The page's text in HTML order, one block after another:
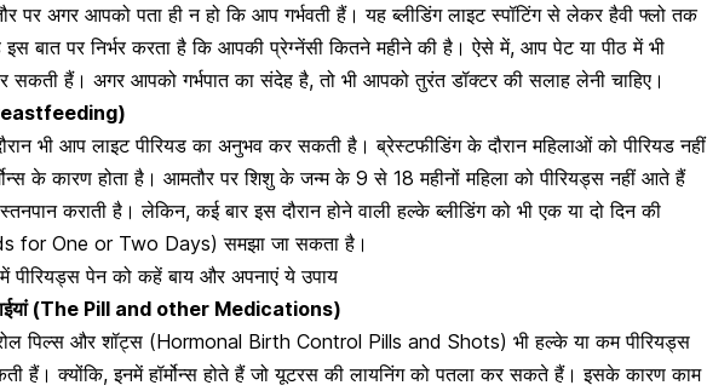
पर अगर आपको पता ही न हो कि आप गर्भवती हैं। यह ब्लीडिंग लाइट स्पॉटिंग से लेकर हैवी फ्लो तक
बात पर निर्भर करता है कि आपकी प्रेग्नेंसी कितने महीने की है। ऐसे में, आप पेट यापीठ में भी
सकती हैं। अगर आपको गर्भपात का संदेह है, तो भी आपको तुरंत डॉक्टर की सलाह लेनी चाहिए।
भी आप लाइट पीरियड का अनुभव कर सकती है।ब्रेस्टफीडिंग के दौरान महिलाओं को पीरियड नहीं
के कारण होता है। आमतौर पर शिशु के जन्म के 9 से 18 महीनों महिला को पीरियड्स नहीं आते हैं
कराती है। लेकिन, कई बार इस दौरान होने वाली हल्के ब्लीडिंग को भी एक या दो दिन की
for One or Two Days) समझा जा सकता है।
में पीरियड्स पेन को कहें बाय और अपनाएं ये उपाय
(The Pill and other Medications)
पिल्स और शॉट्स (Hormonal Birth Control Pills and Shots) भी हल्के या कम पीरियड्स
हैं। क्योंकि, इनमें हॉर्मोन्स होते हैं जो यूटरस की लायनिंग को पतला कर सकते हैं। इसके कारण काम